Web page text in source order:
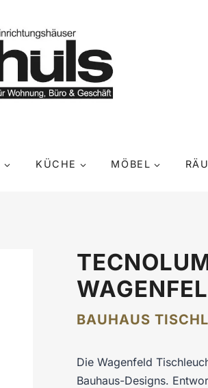
KÜCHE MÖBEL
BAUHAUS
Die Wagenfeld
Bauhaus-Designs.